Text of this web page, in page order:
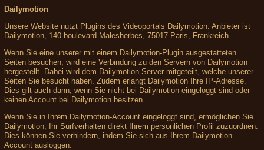
Dailymotion
Unsere Website nutzt Plugins des Videoportals Dailymotion. Anbieter ist
Dailymotion, 140 boulevard Malesherbes, 75017 Paris, Frankreich.
Wenn Sie eine unserer mit einem Dailymotion-Plugin ausgestatteten
Seiten besuchen, wird eine Verbindung zu den Servern von Dailymotion
hergestellt. Dabei wird dem Dailymotion-Server mitgeteilt, welche unserer
Seiten Sie besucht haben. Zudem erlangt Dailymotion Ihre IP-Adresse.
Dies gilt auch dann, wenn Sie nicht bei Dailymotion eingeloggt sind oder
keinen Account bei Dailymotion besitzen.
Wenn Sie in Ihrem Dailymotion-Account eingeloggt sind, ermöglichen Sie
Dailymotion, Ihr Surfverhalten direkt Ihrem persönlichen Profil zuzuordnen.
Dies können Sie verhindern, indem Sie sich aus Ihrem Dailymotion-
Account ausloggen.